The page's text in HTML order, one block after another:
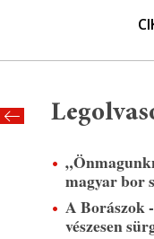
magyar bor
A Borászok
vészesen